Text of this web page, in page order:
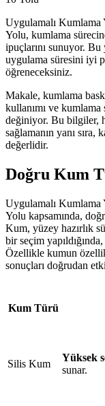
Uygulamalı Kumlama
Yolu, kumlama
ipuçlarını sunuyor.
uygulama süresini iyi
öğreneceksiniz.
Makale, kumlama
kullanımı ve
değiniyor. Bu bilgiler,
sağlamanın yanı sıra,
değerlidir.
Doğru Kum
Uygulamalı Kumlama
Yolu kapsamında,
Kum, yüzey hazırlık
bir seçim
Özellikle kumun
sonuçları doğrudan
Kum Türü
Silis Kum
Yüksek
sunar.